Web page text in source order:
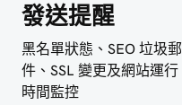
發送提醒
黑名單狀態、SEO 垃圾郵
件、SSL 變更及網站運行
時間監控